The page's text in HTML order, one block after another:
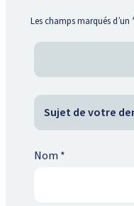
Les champs marqués d’un
Nom *